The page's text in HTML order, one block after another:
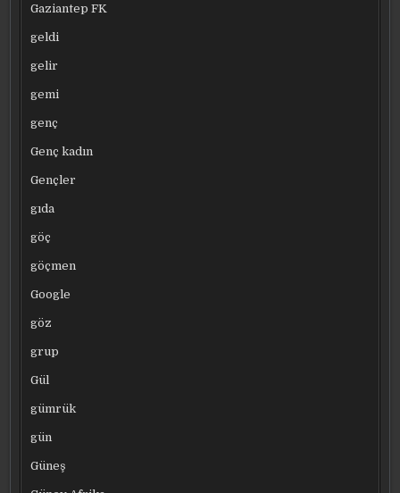
Gaziantep FK
geldi
gelir
gemi
genç
Genç kadın
Gençler
gıda
göç
göçmen
Google
göz
grup
Gül
gümrük
gün
Güneş